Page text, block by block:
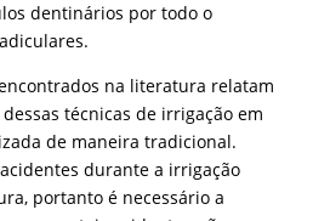
dentinários por todo o
na literatura relatam
técnicas de irrigação em
de maneira tradicional.
durante a irrigação
portanto é necessário a